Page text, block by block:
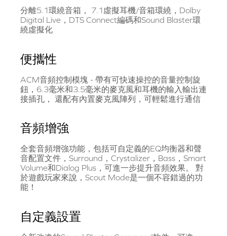
分離5.1環繞音箱， 7.1虛擬耳機/音箱環繞，Dolby
Digital Live，DTS Connect編碼和Sound Blaster環
繞虛擬化
便攜性
ACM音頻控制模塊 - 帶有可快速操控的音量控制旋
鈕，6.3毫米和3.5毫米的麥克風和耳機的輸入輸出連
接插孔， 還配有內置麥克風陣列，可輕鬆進行通信
音頻增強
全套音頻增強功能，包括可自定義的EQ均衡器和聲
音配置文件，Surround，Crystalizer，Bass，Smart
Volume和Dialog Plus，可進一步提升音頻效果。 對
於遊戲玩家來說，Scout Mode是一個不容錯過的功
能！
自定義設置